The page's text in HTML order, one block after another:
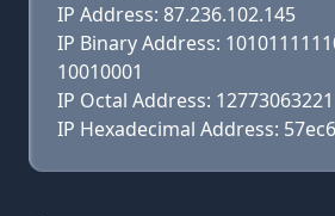
IP Address: 87.236.102.145
IP Binary Address:
10010001
IP Octal Address: 12773063221
IP Hexadecimal Address: